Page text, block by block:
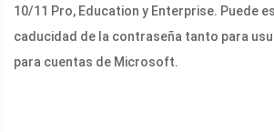
10/11 Pro, Education y Enterprise. Puede
caducidad de la contraseña tanto para
para cuentas de Microsoft.